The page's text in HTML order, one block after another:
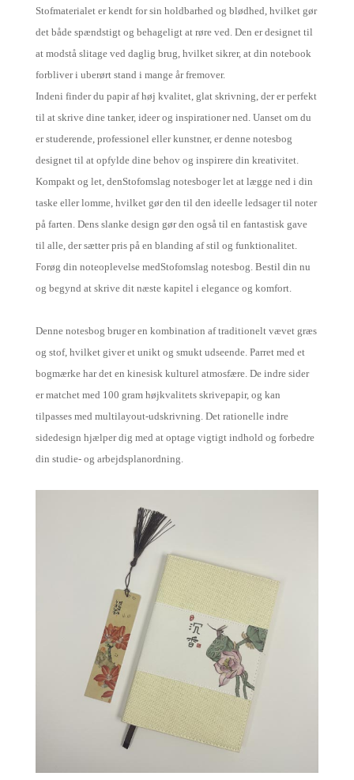
Stofmaterialet er kendt for sin holdbarhed og blødhed, hvilket gør
det både spændstigt og behageligt at røre ved. Den er designet til
at modstå slitage ved daglig brug, hvilket sikrer, at din notebook
forbliver i uberørt stand i mange år fremover.
Indeni finder du papir af høj kvalitet, glat skrivning, der er perfekt
til at skrive dine tanker, ideer og inspirationer ned. Uanset om du
er studerende, professionel eller kunstner, er denne notesbog
designet til at opfylde dine behov og inspirere din kreativitet.
Kompakt og let, denStofomslag notesboger let at lægge ned i din
taske eller lomme, hvilket gør den til den ideelle ledsager til noter
på farten. Dens slanke design gør den også til en fantastisk gave
til alle, der sætter pris på en blanding af stil og funktionalitet.
Forøg din noteoplevelse medStofomslag notesbog . Bestil din nu
og begynd at skrive dit næste kapitel i elegance og komfort.
Denne notesbog bruger en kombination af traditionelt vævet græs
og stof, hvilket giver et unikt og smukt udseende. Parret med et
bogmærke har det en kinesisk kulturel atmosfære. De indre sider
er matchet med 100 gram højkvalitets skrivepapir, og kan
tilpasses med multilayout-udskrivning. Det rationelle indre
sidedesign hjælper dig med at optage vigtigt indhold og forbedre
din studie- og arbejdsplanordning.